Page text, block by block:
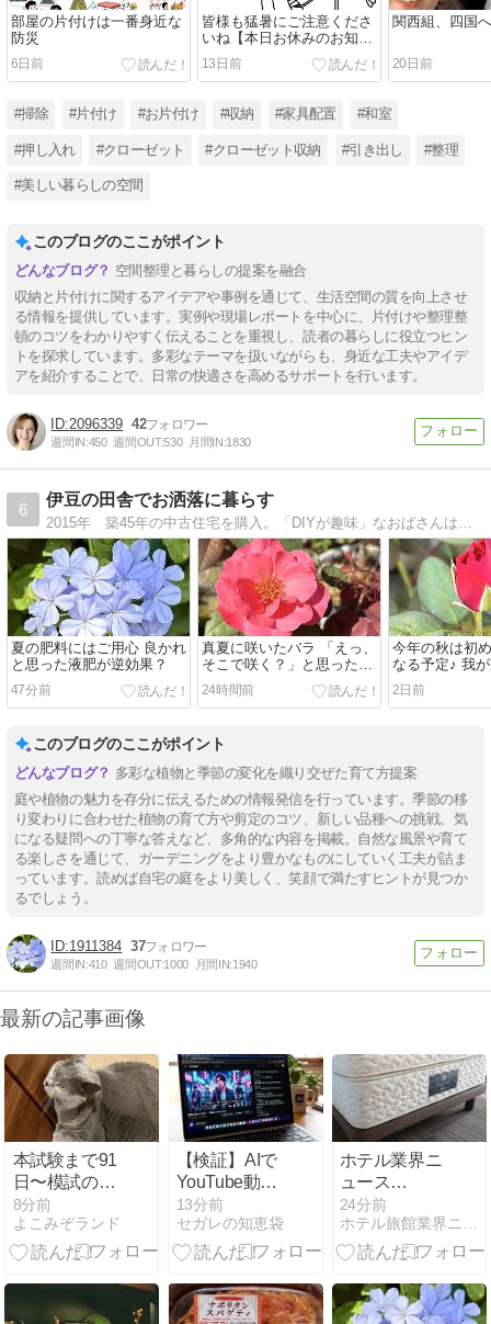
部屋の片付けは一番身近な
防災
6日前
皆様も猛暑にご注意くださ
いね【本日お休みのお知ら
13日前
関西組、四国
20日前
#掃除 #片付け #お片付け #収納 #家具配置 #和室
#押し入れ #クローゼット #クローゼット収納 #引き出し #整理
#美しい暮らしの空間
このブログのここがポイント
空間整理と暮らしの提案を融合
収納と片付けに関するアイデアや事例を通じて、生活空間の質を向上させ
る情報を提供しています。実例や現場レポートを中心に、片付けや整理整
頓のコツをわかりやすく伝えることを重視し、読者の暮らしに役立つヒン
トを探求しています。多彩なテーマを扱いながらも、身近な工夫やアイデ
アを紹介することで、日常の快適さを高めるサポートを行います。
2096339 42
週間IN:450 週間OUT:530 月間IN:1830
6
伊豆の田舎でお洒落に暮らす
2015年 築45年の中古住宅を購入。「DIYが趣味」なおばさんは、無謀にも自分でリフォームしています。つるバラで外壁を覆い尽くそうと、姑息なボロ隠しも計画中。
夏の肥料にはご用心 良かれ
と思った液肥が逆効果？
47分前
真夏に咲いたバラ 「えっ、
そこで咲く？」と思った今
朝の庭
24時間前
今年の秋は初
なる予定♪ 我
ーガーデン
2日前
このブログのここがポイント
多彩な植物と季節の変化を織り交ぜた育て方提案
庭や植物の魅力を存分に伝えるための情報発信を行っています。季節の移
り変わりに合わせた植物の育て方や剪定のコツ、新しい品種への挑戦、気
になる疑問への丁寧な答えなど、多角的な内容を掲載。自然な風景や育て
る楽しさを通じて、ガーデニングをより豊かなものにしていく工夫が詰ま
っています。読めば自宅の庭をより美しく、笑顔で満たすヒントが見つか
るでしょう。
1911384 37
週間IN:410 週間OUT:1000 月間IN:1940
最新の記事画像
本試験まで91
日〜模試の点
数より大切な
こと
8分前
よこみぞランド
【検証】AIで
YouTube動画
の音楽MV・ラ
イブの「歌詞
の文字起こ
現在はGrokの
み対応のよう
13分前
セガレの知恵袋
ホテル業界ニ
ュース
20260809
24分前
ホテル旅館業界ニュース